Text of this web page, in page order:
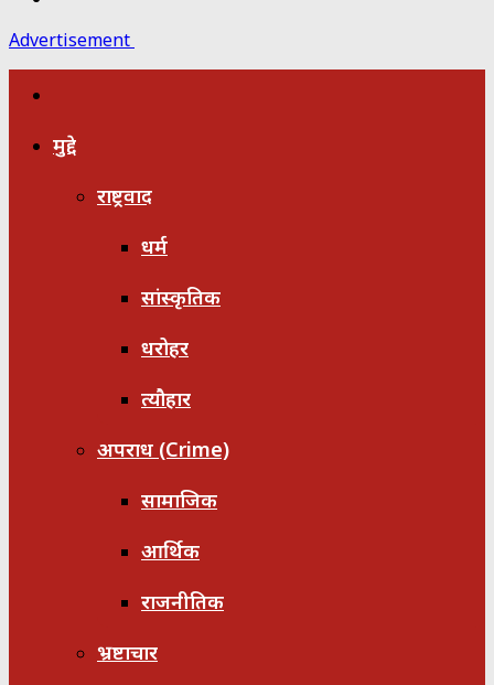
Advertisement
मुद्दे
राष्ट्रवाद
धर्म
सांस्कृतिक
धरोहर
त्यौहार
अपराध (Crime)
सामाजिक
आर्थिक
राजनीतिक
भ्रष्टाचार